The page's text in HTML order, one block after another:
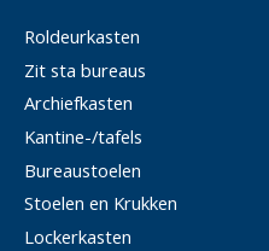
Roldeurkasten
Zit sta bureaus
Archiefkasten
Kantine-/tafels
Bureaustoelen
Stoelen en Krukken
Lockerkasten